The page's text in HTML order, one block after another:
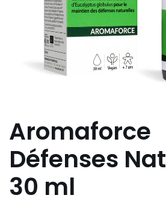
Aromaforce
Défenses
30 ml